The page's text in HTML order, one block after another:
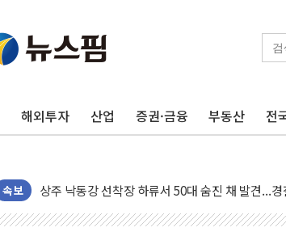
해외투자 산업 증권·금융 부동산 전
속보
평택 진위면 공장서 질식사고 발생…작업자 1명 숨
포항 블루밸리 국가산단에 '철강 AI융합실증센터'
[종합] 김민석, 정청래에 누적 1.48%p 차 선두 유
민주당 경북도당위원장에 오중기 당선...합산득